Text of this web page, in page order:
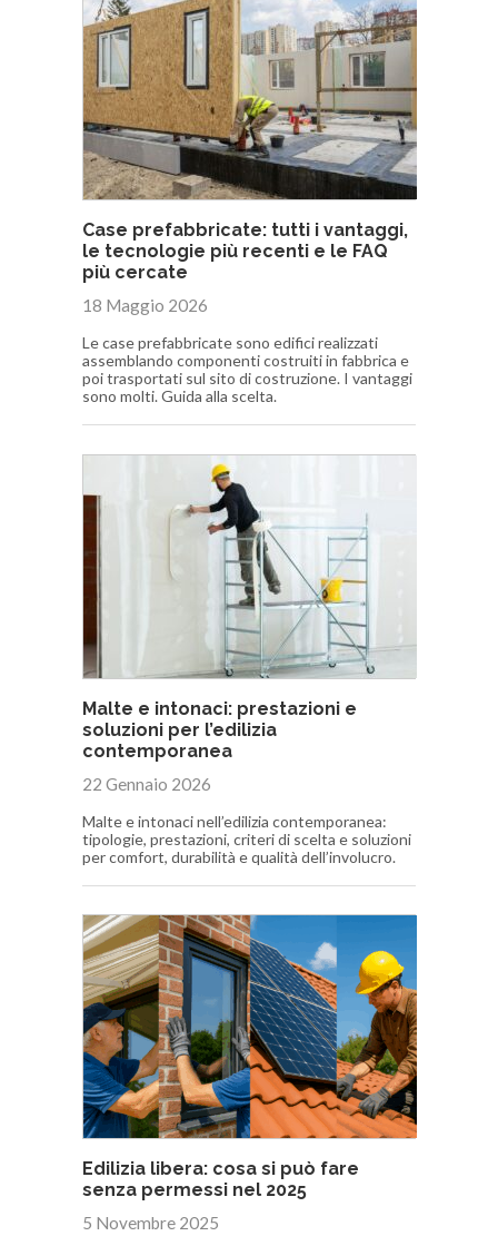
Case prefabbricate: tutti i vantaggi,
le tecnologie più recenti e le FAQ
più cercate
18 Maggio 2026
Le case prefabbricate sono edifici realizzati
assemblando componenti costruiti in fabbrica e
poi trasportati sul sito di costruzione. I vantaggi
sono molti. Guida alla scelta.
Malte e intonaci: prestazioni e
soluzioni per l’edilizia
contemporanea
22 Gennaio 2026
Malte e intonaci nell’edilizia contemporanea:
tipologie, prestazioni, criteri di scelta e soluzioni
per comfort, durabilità e qualità dell’involucro.
Edilizia libera: cosa si può fare
senza permessi nel 2025
5 Novembre 2025